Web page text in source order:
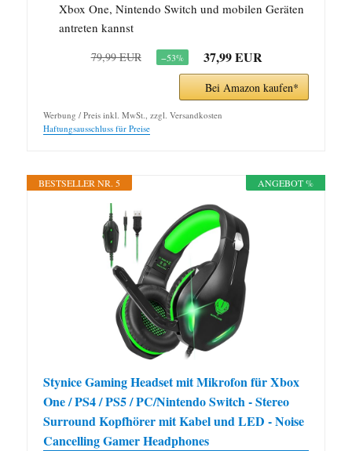
Xbox One, Nintendo Switch und mobilen Geräten
antreten kannst
79,99 EUR −53% 37,99 EUR
Bei Amazon kaufen*
Werbung / Preis inkl. MwSt., zzgl. Versandkosten
Haftungsausschluss für Preise
ANGEBOT %
BESTSELLER NR. 5
Stynice Gaming Headset mit Mikrofon für Xbox
One / PS4 / PS5 / PC/Nintendo Switch - Stereo
Surround Kopfhörer mit Kabel und LED - Noise
Cancelling Gamer Headphones